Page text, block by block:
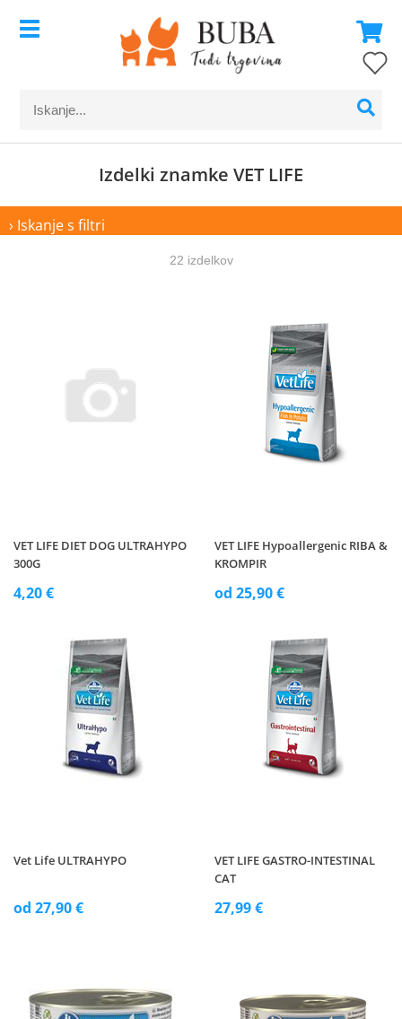
Izdelki znamke VET LIFE
› Iskanje s filtri
22 izdelkov
VET LIFE DIET DOG ULTRAHYPO
300G
4,20 €
VET LIFE Hypoallergenic RIBA &
KROMPIR
od 25,90 €
Vet Life ULTRAHYPO
od 27,90 €
VET LIFE GASTRO-INTESTINAL
CAT
27,99 €